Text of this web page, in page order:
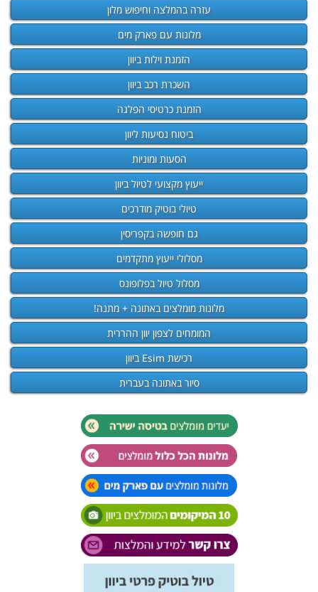
עזרה בהמלצה וחיפוש מלון
מלונות עם פארק מים
הזמנת וילות ביוון
השכרת רכב ביוון
הזמנת כרטיסי הפלגה
ביטוח נסיעות ליוון
הסעות ומוניות
ייעוץ מקצועי לטיול ביוון
טיולי בוטיק מודרכים
גם חופשה בקפריסין
מסלולי ייעוץ מתקדמים
מסלול טיול בפלופונס
מלונות מומלצים באתונה + מתנה!
המומחים לצפון יוון ההררית
רכישת Esim ביוון
סיור באתונה בעברית